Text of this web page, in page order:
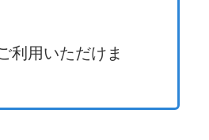
利用いただけま